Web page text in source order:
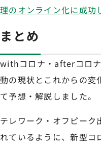
理のオンライン化に成功
まとめ
withコロナ・afterコロ
動の現状とこれからの変
て予想・解説しました。
テレワーク・オフピーク
れているように、新型コ